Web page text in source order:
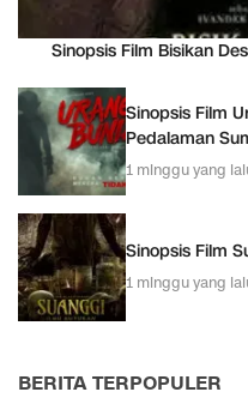
Sinopsis Film Bisikan
Sinopsis Film
Pedalaman
1 minggu yang
Sinopsis Film
1 minggu yang
BERITA TERPOPULER